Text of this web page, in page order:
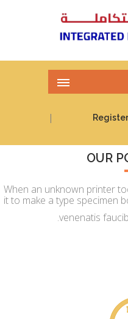
| Register
OUR
When an unknown printer
it to make a type specimen
venenatis